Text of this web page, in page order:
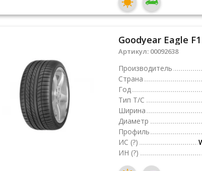
Goodyear Eagle
Артикул: 00092638
Производитель
Страна
Год
Тип Т/С
Ширина
Диаметр
Профиль
ИС (?)
ИН (?)